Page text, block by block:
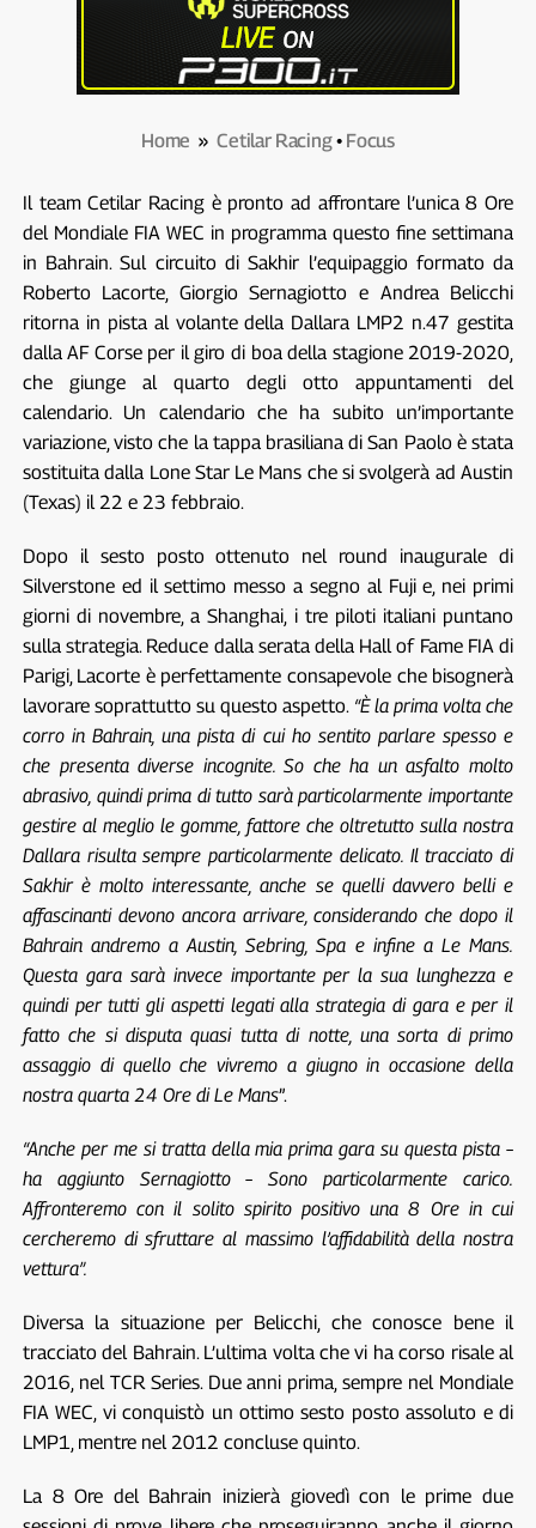
Home »Cetilar Racing• Focus
Il team Cetilar Racing è pronto ad affrontare l’unica 8 Ore
del Mondiale FIA WEC in programma questo fine settimana
in Bahrain. Sul circuito di Sakhir l’equipaggio formato da
Roberto Lacorte, Giorgio Sernagiotto e Andrea Belicchi
ritorna in pista al volante della Dallara LMP2 n.47 gestita
dalla AF Corse per il giro di boa della stagione 2019-2020,
che giunge al quarto degli otto appuntamenti del
calendario. Un calendario che ha subito un’importante
variazione, visto che la tappa brasiliana di San Paolo è stata
sostituita dalla Lone Star Le Mans che si svolgerà ad Austin
(Texas) il 22 e 23 febbraio.
Dopo il sesto posto ottenuto nel round inaugurale di
Silverstone ed il settimo messo a segno al Fuji e, nei primi
giorni di novembre, a Shanghai, i tre piloti italiani puntano
sulla strategia. Reduce dalla serata della Hall of Fame FIA di
Parigi, Lacorte è perfettamente consapevole che bisognerà
lavorare soprattutto su questo aspetto. “È la prima volta che
corro in Bahrain, una pista di cui ho sentito parlare spesso e
che presenta diverse incognite. So che ha un asfalto molto
abrasivo, quindi prima di tutto sarà particolarmente importante
gestire al meglio le gomme, fattore che oltretutto sulla nostra
Dallara risulta sempre particolarmente delicato. Il tracciato di
Sakhir è molto interessante, anche se quelli davvero belli e
affascinanti devono ancora arrivare, considerando che dopo il
Bahrain andremo a Austin, Sebring, Spa e infine a Le Mans.
Questa gara sarà invece importante per la sua lunghezza e
quindi per tutti gli aspetti legati alla strategia di gara e per il
fatto che si disputa quasi tutta di notte, una sorta di primo
assaggio di quello che vivremo a giugno in occasione della
nostra quarta 24 Ore di Le Mans”.
“Anche per me si tratta della mia prima gara su questa pista –
ha aggiunto Sernagiotto – Sono particolarmente carico.
Affronteremo con il solito spirito positivo una 8 Ore in cui
cercheremo di sfruttare al massimo l’affidabilità della nostra
vettura”.
Diversa la situazione per Belicchi, che conosce bene il
tracciato del Bahrain. L’ultima volta che vi ha corso risale al
2016, nel TCR Series. Due anni prima, sempre nel Mondiale
FIA WEC, vi conquistò un ottimo sesto posto assoluto e di
LMP1, mentre nel 2012 concluse quinto.
La 8 Ore del Bahrain inizierà giovedì con le prime due